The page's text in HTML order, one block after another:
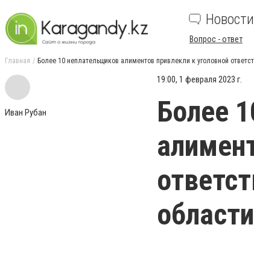
Новости
Вопрос - ответ
Главная Более 10 неплательщиков алиментов привлекли к уголовной
Иван Рубан
19:00, 1 февраля 2023 г.
Более
области